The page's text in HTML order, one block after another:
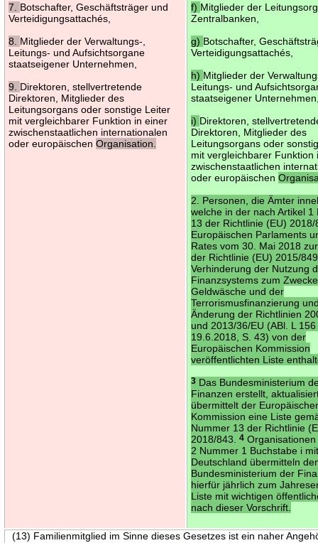
7. Botschafter, Geschäftsträger und
Verteidigungsattachés,
8. Mitglieder der Verwaltungs-,
Leitungs- und Aufsichtsorgane
staatseigener Unternehmen,
9. Direktoren, stellvertretende
Direktoren, Mitglieder des
Leitungsorgans oder sonstige Leiter
mit vergleichbarer Funktion in einer
zwischenstaatlichen internationalen
oder europäischenOrganisation.
f) Mitglieder der
Zentralbanken,
g) Botschafter,
Verteidigungsattachés,
h) Mitglieder der
Leitungs- und
staatseigener
i) Direktoren,
Direktoren, Mitglieder des
Leitungsorgans oder
mit vergleichbarer Funktion
zwischenstaatlichen
oder europäischen
2. Personen, die Ämter
welche in der nach Artikel 1
13 der Richtlinie (EU)
Europäischen Parlaments
Rates vom 30. Mai 2018
der Richtlinie (EU) 2015/
Verhinderung der Nutzung
Finanzsystems zum
Geldwäsche und der
Terrorismusfinanzierung
Änderung der Richtlinien
und 2013/36/EU (ABl. L
19.6.2018, S. 43) von der
Europäischen Kommission
veröffentlichten Liste
3 Das Bundesministerium
Finanzen erstellt,
übermittelt der
Kommission eine Liste
Nummer 13 der Richtlinie
2018/843.4
2 Nummer 1 Buchstabe i
Deutschland übermitteln
Bundesministerium der
hierfür jährlich zum
Liste mit wichtigen
nach dieser Vorschrift.
(13) Familienmitglied im Sinne dieses Gesetzes ist ein naher